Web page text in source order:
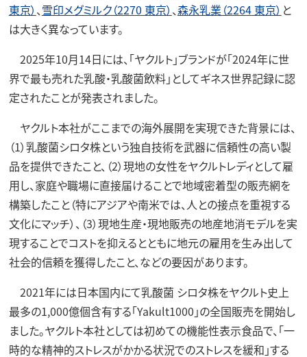
東京） 、雪印メグミルク（2270 東京） 、森永乳業（2264 東京） と
は大きく異なっています。
2025年10月14日には、「ヤクルト」ブランドが「2024年に世
界で最も売れた乳酸・乳酸菌飲料」としてギネス世界記録に認
定されたことが発表されました。
ヤクルト本社がここまでの海外展開を実現できた背景には、
（1）乳酸菌シロタ株という独自技術を武器に信頼性の高い製
品を提供できたこと、（2）現地の女性をヤクルトレディとして雇
用し、家庭や職場に直接届けることで地域密着型の販売網を
構築したこと（特にアジアや南米では、人との接点を重視する
文化にマッチ）、（3）現地生産・現地販売の地産地消モデルを実
現することでコストを抑えるとともに地元の雇用を生み出して
社会的信頼を獲得したこと、などの要因があります。
2021年には日本国内にて乳酸菌 シロタ株をヤクルト史上
最多の1,000億個含有する「Yakult1000」の全国販売を開始し
ました。ヤクルト本社としては初めての機能性表示食品で、「一
時的な精神的ストレスがかかる状況でのストレスを緩和」する